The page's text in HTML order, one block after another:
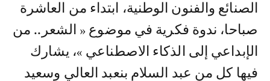
الصنائع والفنون الوطنية، ابتداء من العاشرة
صباحا، ندوة فكرية في موضوع « الشعر.. من
الإبداعي إلى الذكاء الاصطناعي »، يشارك
فيها كل من عبد السلام بنعبد العالي وسعيد